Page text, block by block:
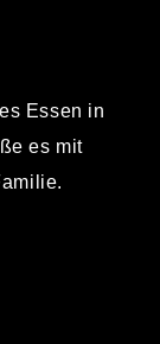
Essen in
es mit